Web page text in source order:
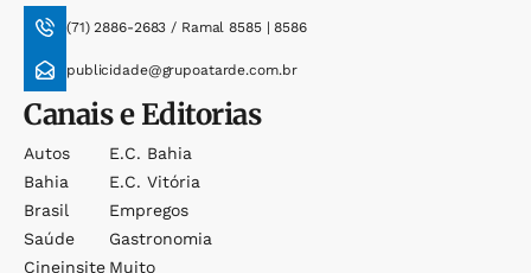
(71) 2886-2683 / Ramal 8585 | 8586
publicidade@grupoatarde.com.br
Canais e Editorias
Autos
Bahia
Brasil
Saúde
Cineinsite
E.c. Bahia
E.c. Vitória
Empregos
Gastronomia
Muito